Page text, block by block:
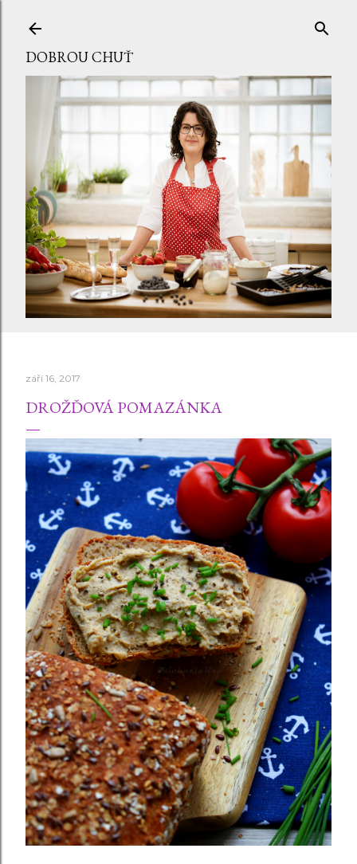
DOBROU CHUŤ
září 16, 2017
DROŽĎOVÁ POMAZÁNKA